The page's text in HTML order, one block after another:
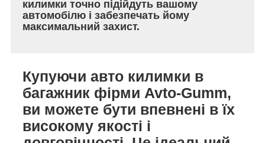
килимки точно підійдуть вашому
автомобілю і забезпечать йому
максимальний захист.
Купуючи авто килимки в
багажник фірми Avto-Gumm,
ви можете бути впевнені в їх
високому якості і